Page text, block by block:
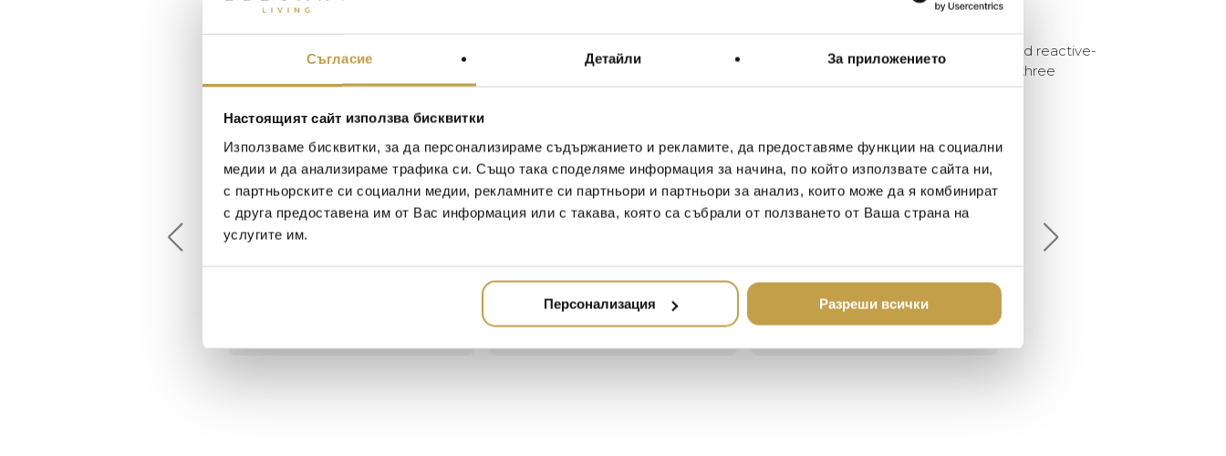
Съгласие Детайли За приложението
Настоящият сайт използва бисквитки
Използваме бисквитки, за да персонализираме съдържанието и рекламите, да предоставяме функции на социални
медии и да анализираме трафика си. Също така споделяме информация за начина, по който използвате сайта ни,
с партньорските си социални медии, рекламните си партньори и партньори за анализ, които може да я комбинират
с друга предоставена им от Вас информация или с такава, която са събрали от ползването от Ваша страна на
услугите им.
Персонализация Разреши всички
A beautiful pairing of the brand’s two master skills. A pillowed reactive-
glazed ceramic framed on a gold-plated base. Available in three
different finishes – blue, biscuit, and moss.
Георги Питов
2021-06-01
Много интересни
предложения! Любезен
Иван Иванов
2020-05-20
елегантен дом. В него ще
намерите всичко, което ще
направи жилището ви
неповторимо
Ивелина Линковска
2018-08-10
за домашен декор - уникално и
стилно
Хареса ми